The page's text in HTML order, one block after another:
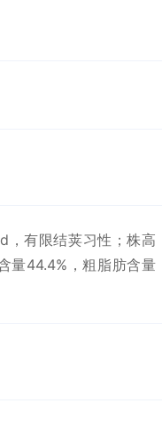
，有限结荚习性；株高
量44.4%，粗脂肪含量